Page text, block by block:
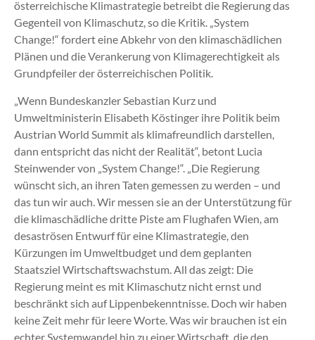
österreichische Klimastrategie betreibt die Regierung das
Gegenteil von Klimaschutz, so die Kritik. „System
Change!“ fordert eine Abkehr von den klimaschädlichen
Plänen und die Verankerung von Klimagerechtigkeit als
Grundpfeiler der österreichischen Politik.
„Wenn Bundeskanzler Sebastian Kurz und
Umweltministerin Elisabeth Köstinger ihre Politik beim
Austrian World Summit als klimafreundlich darstellen,
dann entspricht das nicht der Realität“, betont Lucia
Steinwender von „System Change!“. „Die Regierung
wünscht sich, an ihren Taten gemessen zu werden – und
das tun wir auch. Wir messen sie an der Unterstützung für
die klimaschädliche dritte Piste am Flughafen Wien, am
desaströsen Entwurf für eine Klimastrategie, den
Kürzungen im Umweltbudget und dem geplanten
Staatsziel Wirtschaftswachstum. All das zeigt: Die
Regierung meint es mit Klimaschutz nicht ernst und
beschränkt sich auf Lippenbekenntnisse. Doch wir haben
keine Zeit mehr für leere Worte. Was wir brauchen ist ein
echter Systemwandel hin zu einer Wirtschaft, die den